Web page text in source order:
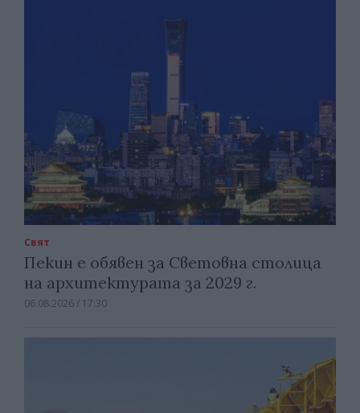
Свят
Пекин е обявен за Световна столица
на архитектурата за 2029 г.
06.08.2026 / 17:30